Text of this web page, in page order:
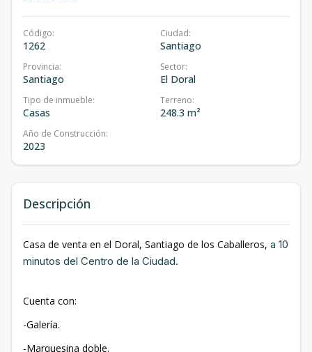
Código:
1262
Ciudad:
Santiago
Provincia:
Santiago
Sector:
El Doral
Tipo de inmueble:
Casas
Terreno:
248.3 m²
Año de Construcción:
2023
Descripción
Casa de venta en el Doral, Santiago de los Caballeros, a 10
minutos del Centro de la Ciudad.
Cuenta con:
-Galería.
-Marquesina doble.